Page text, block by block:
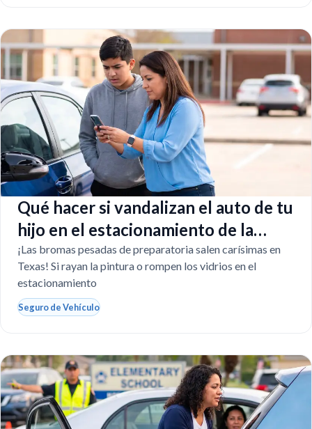
Qué hacer si vandalizan el auto de tu
hijo en el estacionamiento de la
escuela
¡Las bromas pesadas de preparatoria salen carísimas en
Texas! Si rayan la pintura o rompen los vidrios en el
estacionamiento
Seguro de Vehículo